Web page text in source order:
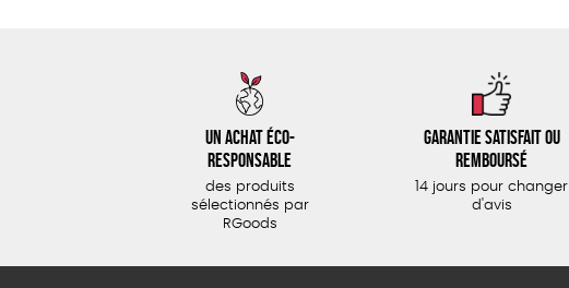
Un achat éco-
responsable
des produits
sélectionnés par
RGoods
Garantie satisfait ou
remboursé
14 jours pour changer
d'avis